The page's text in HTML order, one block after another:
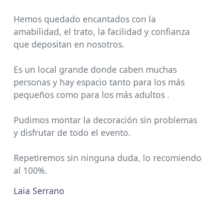
Hemos quedado encantados con la
amabilidad, el trato, la facilidad y confianza
que depositan en nosotros.
Es un local grande donde caben muchas
personas y hay espacio tanto para los más
pequeños como para los más adultos .
Pudimos montar la decoración sin problemas
y disfrutar de todo el evento.
Repetiremos sin ninguna duda, lo recomiendo
al 100%.
Laia Serrano